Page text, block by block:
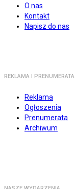
O nas
Kontakt
Napisz do nas
REKLAMA I PRENUMERATA
Reklama
Ogłoszenia
Prenumerata
Archiwum